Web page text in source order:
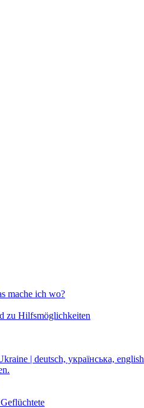
mache ich wo?
zu Hilfsmöglichkeiten
| deutsch, українська, english